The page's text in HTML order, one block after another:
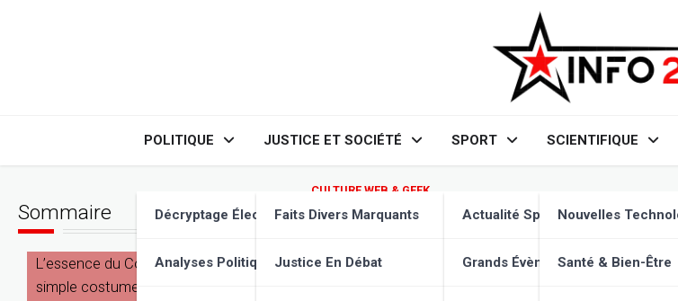
POLITIQUE
Décryptage Élections
Analyses Politiques
JUSTICE ET SOCIÉTÉ
Faits Divers Marquants
Justice En Débat
SPORT
Actualité Sportive
Grands Évènements
SCIENTIFIQUE
Nouvelles
Santé & Bien-Être
CULTURE WEB & GEEK
Cosplay : Plus qu’un
Découvrez pourquoi !
Sommaire
L’essence du Cosplay : bien plus qu’un
simple costume